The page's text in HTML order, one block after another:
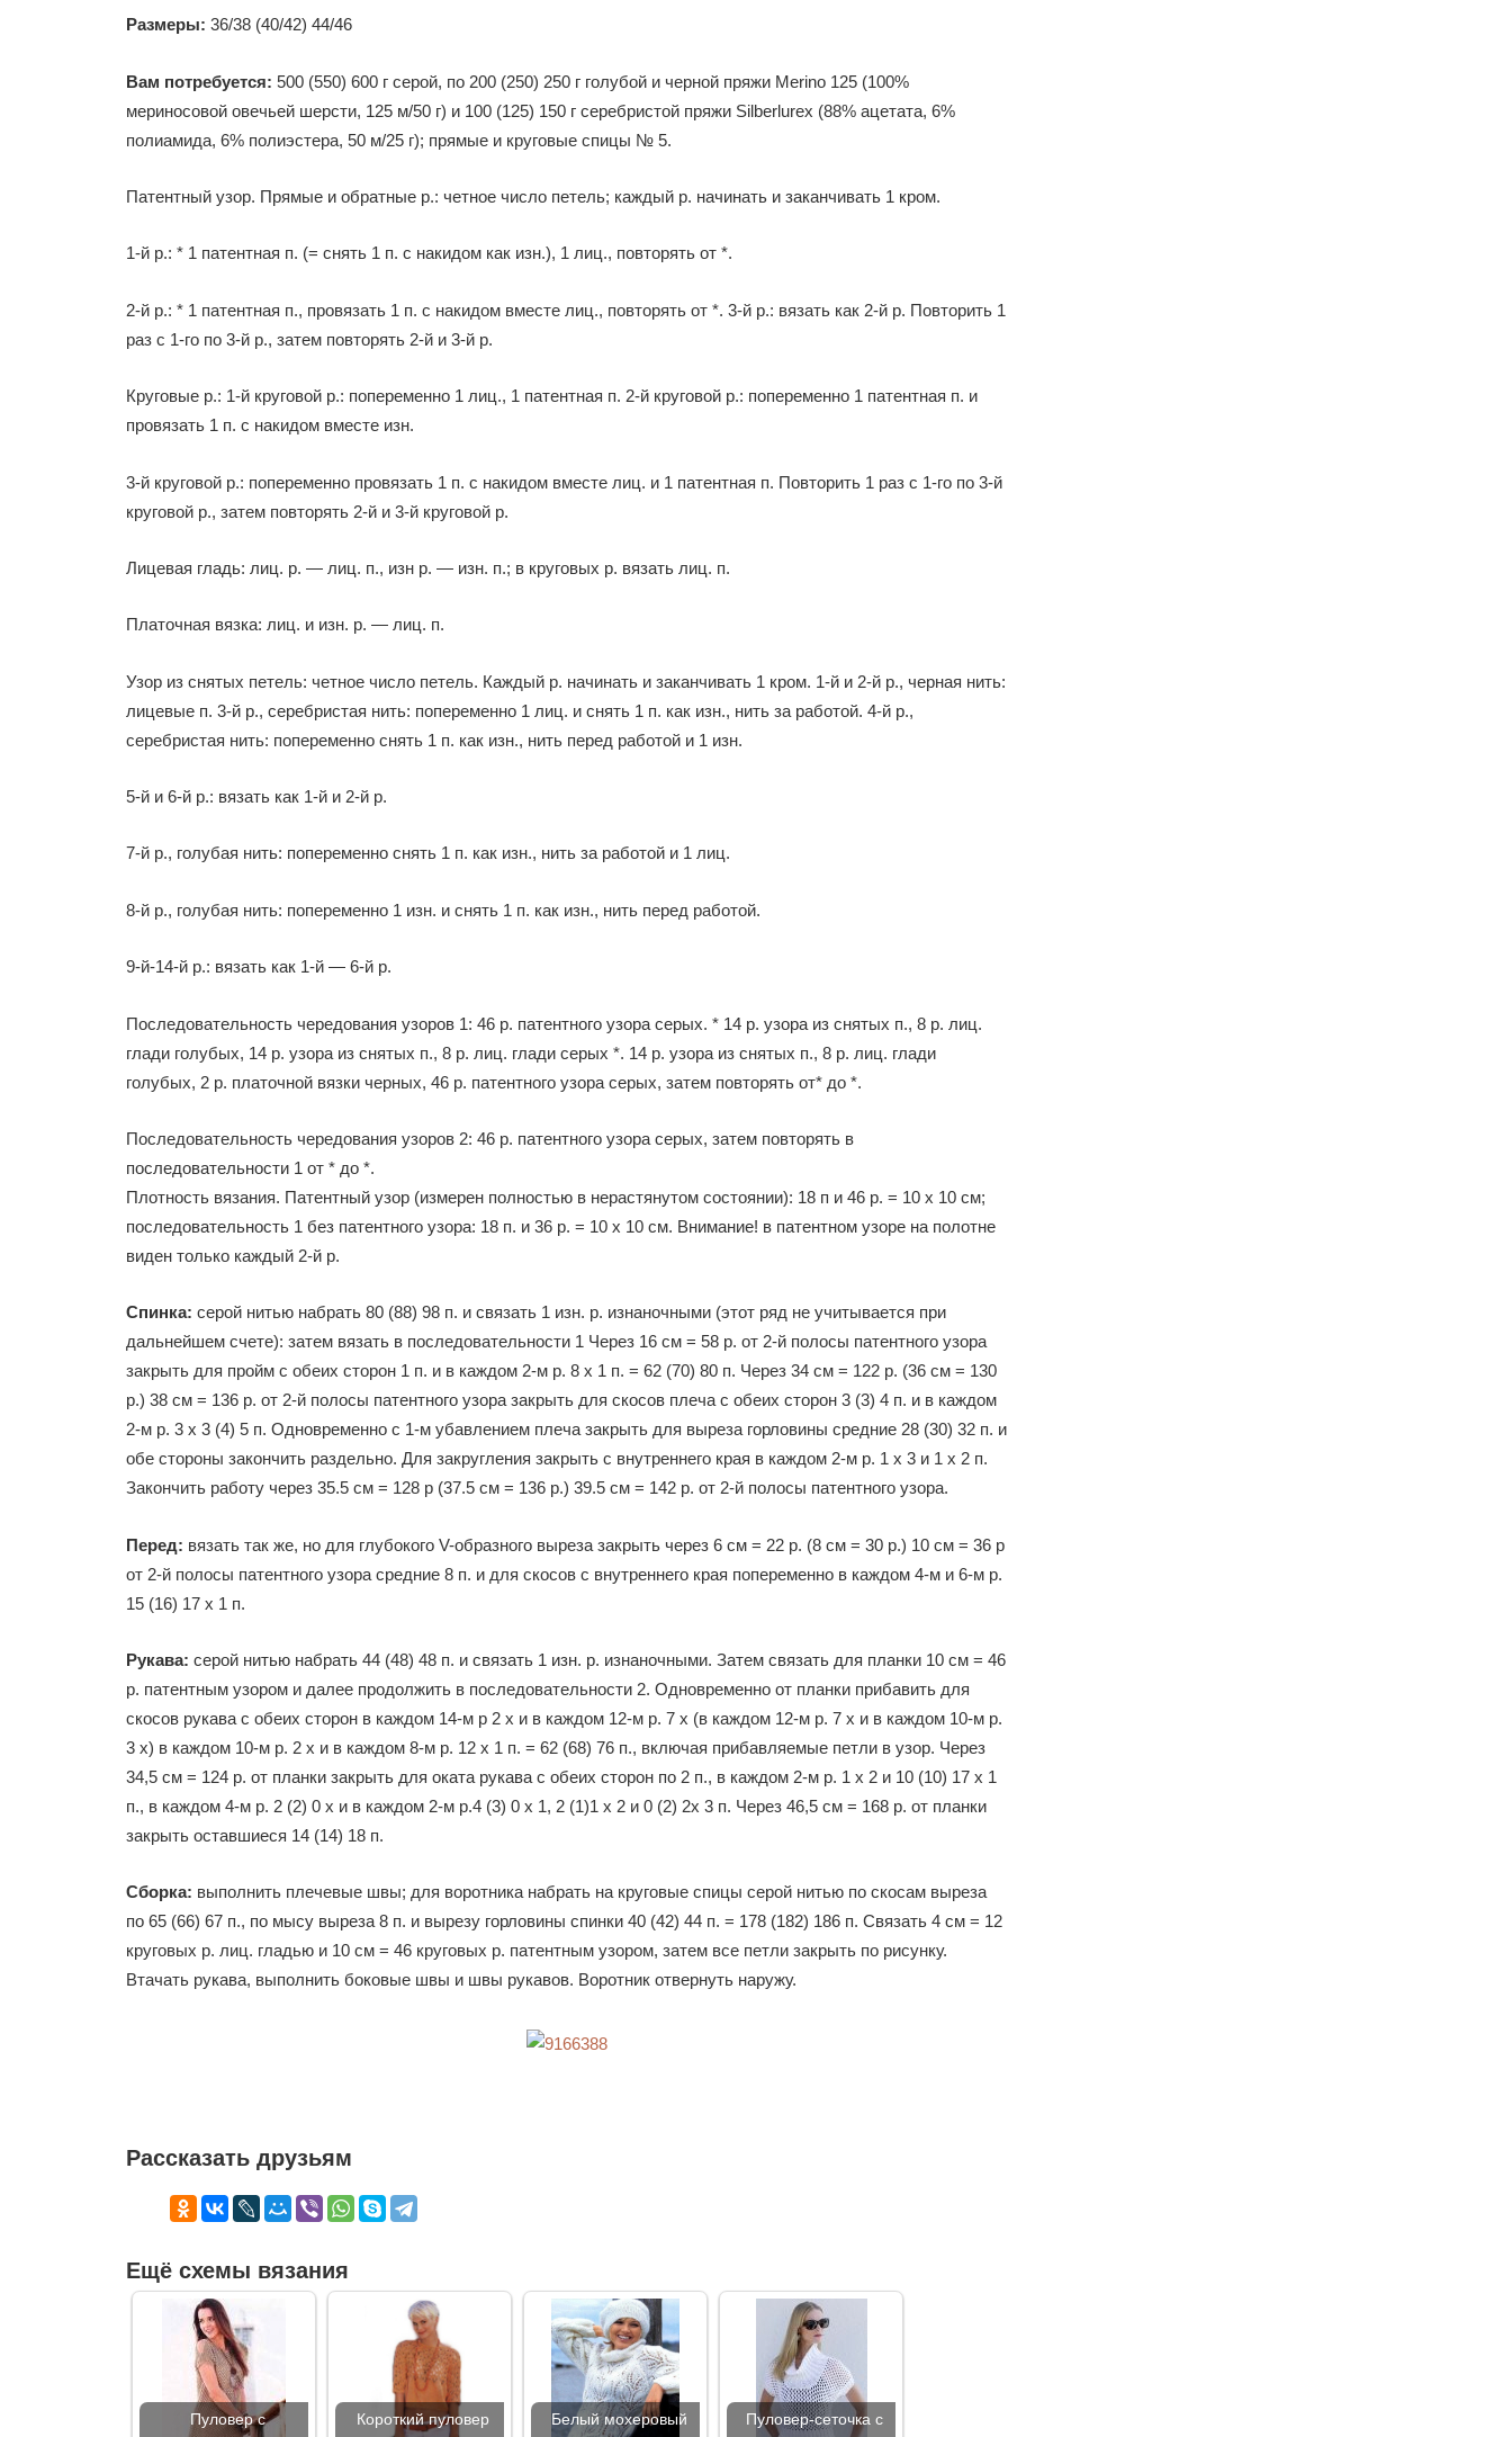
Размеры: 36/38 (40/42) 44/46
Вам потребуется: 500 (550) 600 г серой, по 200 (250) 250 г голубой и черной пряжи Merino 125 (100%
мериносовой овечьей шерсти, 125 м/50 г) и 100 (125) 150 г серебристой пряжи Silberlurex (88% ацетата, 6%
полиамида, 6% полиэстера, 50 м/25 г); прямые и круговые спицы № 5.
Патентный узор. Прямые и обратные р.: четное число петель; каждый р. начинать и заканчивать 1 кром.
1-й р.: * 1 патентная п. (= снять 1 п. с накидом как изн.), 1 лиц., повторять от *.
2-й р.: * 1 патентная п., провязать 1 п. с накидом вместе лиц., повторять от *. 3-й р.: вязать как 2-й р. Повторить 1
раз с 1-го по 3-й р., затем повторять 2-й и 3-й р.
Круговые р.: 1-й круговой р.: попеременно 1 лиц., 1 патентная п. 2-й круговой р.: попеременно 1 патентная п. и
провязать 1 п. с накидом вместе изн.
3-й круговой р.: попеременно провязать 1 п. с накидом вместе лиц. и 1 патентная п. Повторить 1 раз с 1-го по 3-й
круговой р., затем повторять 2-й и 3-й круговой р.
Лицевая гладь: лиц. р. — лиц. п., изн р. — изн. п.; в круговых р. вязать лиц. п.
Платочная вязка: лиц. и изн. р. — лиц. п.
Узор из снятых петель: четное число петель. Каждый р. начинать и заканчивать 1 кром. 1-й и 2-й р., черная нить:
лицевые п. 3-й р., серебристая нить: попеременно 1 лиц. и снять 1 п. как изн., нить за работой. 4-й р.,
серебристая нить: попеременно снять 1 п. как изн., нить перед работой и 1 изн.
5-й и 6-й р.: вязать как 1-й и 2-й р.
7-й р., голубая нить: попеременно снять 1 п. как изн., нить за работой и 1 лиц.
8-й р., голубая нить: попеременно 1 изн. и снять 1 п. как изн., нить перед работой.
9-й-14-й р.: вязать как 1-й — 6-й р.
Последовательность чередования узоров 1: 46 р. патентного узора серых. * 14 р. узора из снятых п., 8 р. лиц.
глади голубых, 14 р. узора из снятых п., 8 р. лиц. глади серых *. 14 р. узора из снятых п., 8 р. лиц. глади
голубых, 2 р. платочной вязки черных, 46 р. патентного узора серых, затем повторять от* до *.
Последовательность чередования узоров 2: 46 р. патентного узора серых, затем повторять в
последовательности 1 от * до *.
Плотность вязания. Патентный узор (измерен полностью в нерастянутом состоянии): 18 п и 46 р. = 10 х 10 см;
последовательность 1 без патентного узора: 18 п. и 36 р. = 10 х 10 см. Внимание! в патентном узоре на полотне
виден только каждый 2-й р.
Спинка: серой нитью набрать 80 (88) 98 п. и связать 1 изн. р. изнаночными (этот ряд не учитывается при
дальнейшем счете): затем вязать в последовательности 1 Через 16 см = 58 р. от 2-й полосы патентного узора
закрыть для пройм с обеих сторон 1 п. и в каждом 2-м р. 8 х 1 п. = 62 (70) 80 п. Через 34 см = 122 р. (36 см = 130
р.) 38 см = 136 р. от 2-й полосы патентного узора закрыть для скосов плеча с обеих сторон 3 (3) 4 п. и в каждом
2-м р. 3 х 3 (4) 5 п. Одновременно с 1-м убавлением плеча закрыть для выреза горловины средние 28 (30) 32 п. и
обе стороны закончить раздельно. Для закругления закрыть с внутреннего края в каждом 2-м р. 1 х 3 и 1 х 2 п.
Закончить работу через 35.5 см = 128 р (37.5 см = 136 р.) 39.5 см = 142 р. от 2-й полосы патентного узора.
Перед: вязать так же, но для глубокого V-образного выреза закрыть через 6 см = 22 р. (8 см = 30 р.) 10 см = 36 р
от 2-й полосы патентного узора средние 8 п. и для скосов с внутреннего края попеременно в каждом 4-м и 6-м р.
15 (16) 17 x 1 п.
Рукава: серой нитью набрать 44 (48) 48 п. и связать 1 изн. р. изнаночными. Затем связать для планки 10 см = 46
р. патентным узором и далее продолжить в последовательности 2. Одновременно от планки прибавить для
скосов рукава с обеих сторон в каждом 14-м р 2 х и в каждом 12-м р. 7 х (в каждом 12-м р. 7 х и в каждом 10-м р.
3 х) в каждом 10-м р. 2 х и в каждом 8-м р. 12 х 1 п. = 62 (68) 76 п., включая прибавляемые петли в узор. Через
34,5 см = 124 р. от планки закрыть для оката рукава с обеих сторон по 2 п., в каждом 2-м р. 1 х 2 и 10 (10) 17 х 1
п., в каждом 4-м р. 2 (2) 0 х и в каждом 2-м р.4 (3) 0 x 1, 2 (1)1 х 2 и 0 (2) 2x 3 п. Через 46,5 см = 168 р. от планки
закрыть оставшиеся 14 (14) 18 п.
Сборка: выполнить плечевые швы; для воротника набрать на круговые спицы серой нитью по скосам выреза
по 65 (66) 67 п., по мысу выреза 8 п. и вырезу горловины спинки 40 (42) 44 п. = 178 (182) 186 п. Связать 4 см = 12
круговых р. лиц. гладью и 10 см = 46 круговых р. патентным узором, затем все петли закрыть по рисунку.
Втачать рукава, выполнить боковые швы и швы рукавов. Воротник отвернуть наружу.
Рассказать друзьям
Ещё схемы вязания
Пуловер с Короткий пуловер Белый мохеровый Пуловер-сеточка с